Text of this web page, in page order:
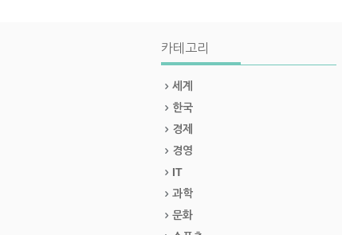
카테고리
세계
한국
경제
경영
IT
과학
문화